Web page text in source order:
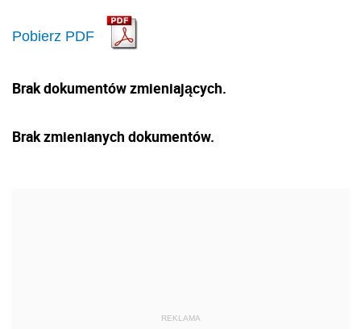
Pobierz PDF
Brak dokumentów zmieniających.
Brak zmienianych dokumentów.